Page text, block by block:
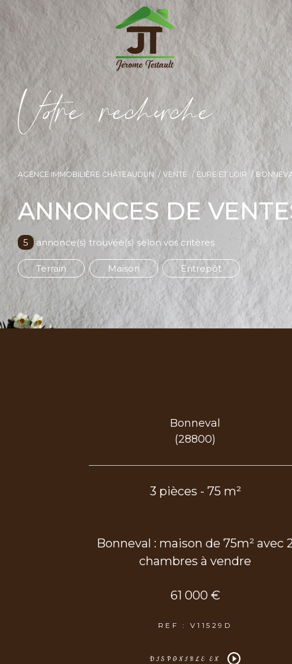
Vore recece
AGENCE IMMOBILIÈRE CHÂTEAUDUN VENTE EURE ET LOIR
ANNONCES DE
5 annonce(s) trouvée(s) selon vos critères
Terrain Maison Entrepôt
Bonneval
(28800)
3 pièces - 75 m²
Bonneval : maison de 75m² avec
chambres à vendre
61 000 €
REF : V11529D
DISPONIBLE EN